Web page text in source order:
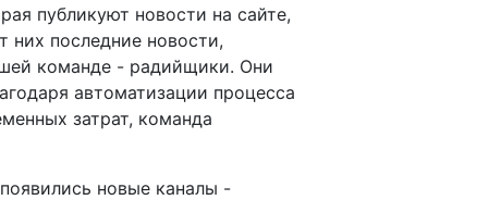
публикуют новости на сайте,
них последние новости,
команде - радийщики. Они
автоматизации процесса
затрат, команда
новые каналы -